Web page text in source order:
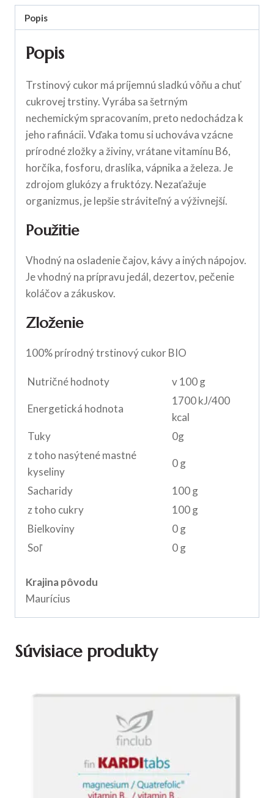
Popis
Popis
Trstinový cukor má príjemnú sladkú vôňu a chuť
cukrovej trstiny. Vyrába sa šetrným
nechemickým spracovaním, preto nedochádza k
jeho rafinácii. Vďaka tomu si uchováva vzácne
prírodné zložky a živiny, vrátane vitamínu B6,
horčíka, fosforu, draslíka, vápnika a železa. Je
zdrojom glukózy a fruktózy. Nezaťažuje
organizmus, je lepšie stráviteľný a výživnejší.
Použitie
Vhodný na osladenie čajov, kávy a iných nápojov.
Je vhodný na prípravu jedál, dezertov, pečenie
koláčov a zákuskov.
Zloženie
100% prírodný trstinový cukor BIO
Nutričné hodnoty v 100 g
Energetická hodnota
1700 kJ/400
kcal
Tuky
0g
z toho nasýtené mastné
kyseliny
0 g
Sacharidy
100 g
z toho cukry
100 g
Bielkoviny
0 g
Soľ
0 g
Krajina pôvodu
Maurícius
Súvisiace produkty